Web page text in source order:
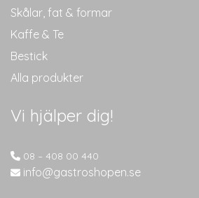
Skålar, fat & formar
Kaffe & Te
Bestick
Alla produkter
Vi hjälper dig!
08 – 408 00 440
info@gastroshopen.se